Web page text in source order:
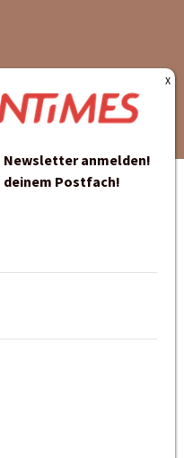
anmelden!
deinem Postfach!